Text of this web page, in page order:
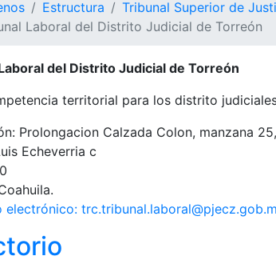
Estructura Tribunal Superior de
Laboral del Distrito Judicial de Torreón
del Distrito Judicial de Torreón
territorial para los distrito
Prolongacion Calzada Colon, manzana
Echeverria c
electrónico: